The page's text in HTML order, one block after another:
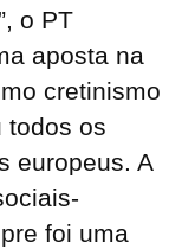
o PT
aposta na
cretinismo
todos os
europeus. A
foi uma